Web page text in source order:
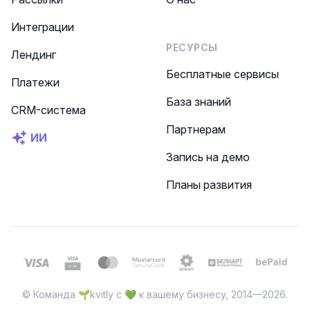
Интеграции
Лендинг
Платежи
CRM-система
ИИ
РЕСУРСЫ
Бесплатные сервисы
База знаний
Партнерам
Запись на демо
Планы развития
© Команда 🌱kvitly с 💚 к вашему бизнесу, 2014—2026.